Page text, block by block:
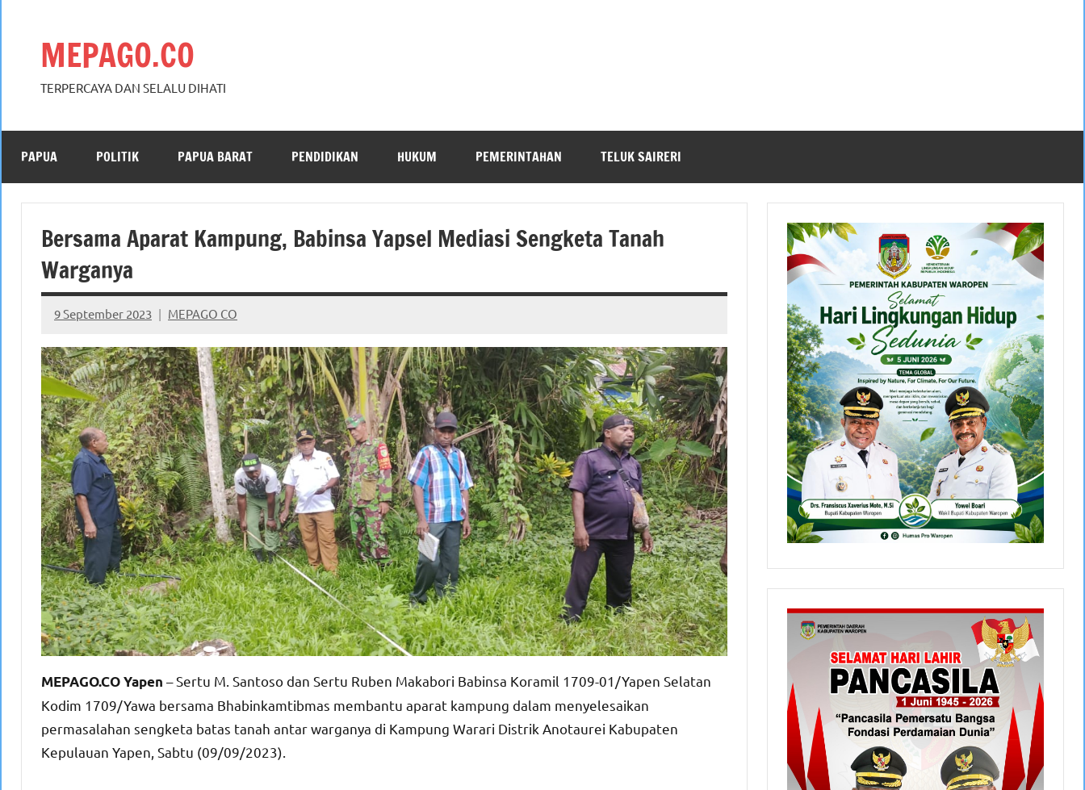
MEPAGO.CO
TERPERCAYA DAN SELALU DIHATI
PAPUA POLITIK PAPUA BARAT PENDIDIKAN HUKUM PEMERINTAHAN TELUK SAIRERI
Bersama Aparat Kampung, Babinsa Yapsel Mediasi Sengketa Tanah
Warganya
9 September 2023 MEPAGO CO
No
comments
MEPAGO.CO Yapen – Sertu M. Santoso dan Sertu Ruben Makabori Babinsa Koramil 1709-01/Yapen Selatan
Kodim 1709/Yawa bersama Bhabinkamtibmas membantu aparat kampung dalam menyelesaikan
permasalahan sengketa batas tanah antar warganya di Kampung Warari Distrik Anotaurei Kabupaten
Kepulauan Yapen, Sabtu (09/09/2023).